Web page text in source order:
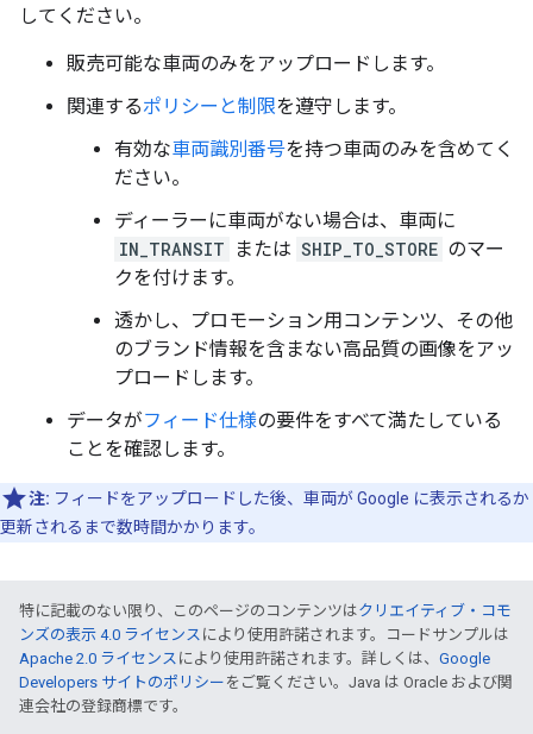
してください。
販売可能な車両のみをアップロードします。
関連するポリシーと制限を遵守します。
有効な車両識別番号を持つ車両のみを含めてく
ださい。
ディーラーに車両がない場合は、車両に
IN_TRANSIT
または SHIP_TO_STORE のマー
クを付けます。
透かし、プロモーション用コンテンツ、その他
のブランド情報を含まない高品質の画像をアッ
プロードします。
データがフィード仕様の要件をすべて満たしている
ことを確認します。
注: フィードをアップロードした後、車両が Google に表示されるか
更新されるまで数時間かかります。
特に記載のない限り、このページのコンテンツはクリエイティブ・コモ
ンズの表示 4.0 ライセンス により使用許諾されます。コードサンプルは
Apache 2.0 ライセンス により使用許諾されます。詳しくは、 Google
Developers サイトのポリシー をご覧ください。Java は Oracle および関
連会社の登録商標です。